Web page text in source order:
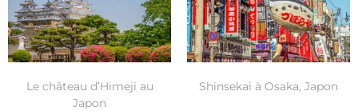
Le château d’Himeji au
Japon
Shinsekai à Osaka, Japon